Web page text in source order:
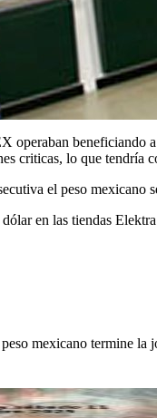
operaban beneficiando
criticas, lo que tendría
el peso mexicano
en las tiendas
mexicano termine la